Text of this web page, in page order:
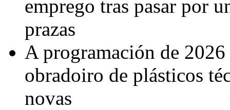
emprego tras pasar por
prazas
A programación de
obradoiro de plásticos
novas